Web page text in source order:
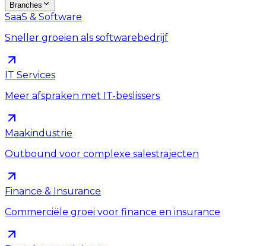
Branches
SaaS & Software
Sneller groeien als softwarebedrijf
IT Services
Meer afspraken met IT-beslissers
Maakindustrie
Outbound voor complexe salestrajecten
Finance & Insurance
Commerciële groei voor finance en insurance